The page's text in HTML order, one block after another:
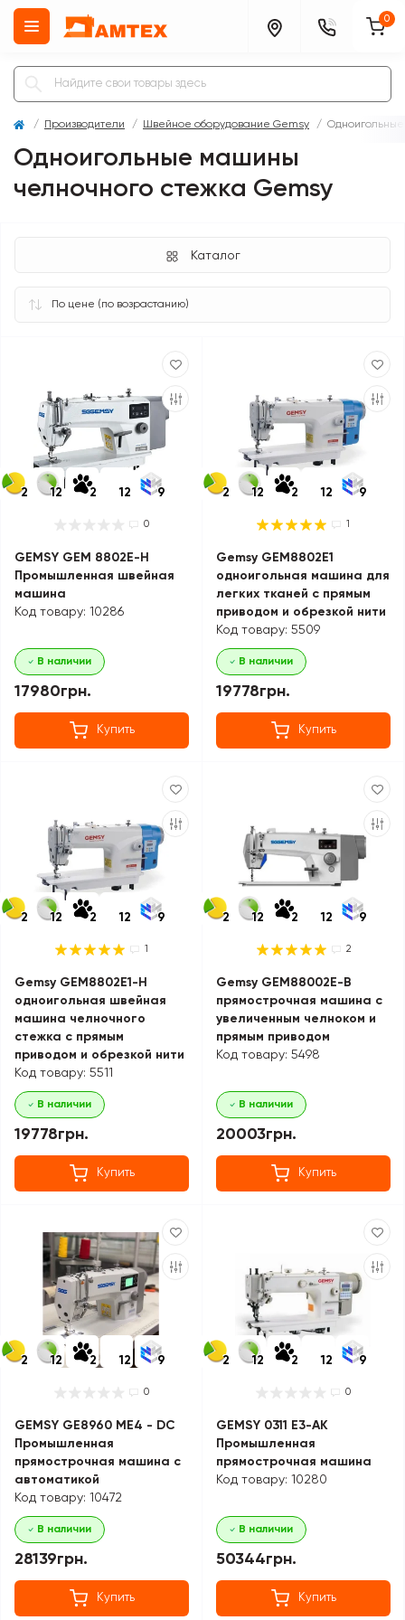
0
Производители Швейное оборудование Gemsy
Одноигольные машины
челночного стежка Gemsy
Каталог
2 12 2 12 9
0
GEMSY GEM 8802E-H
Промышленная швейная
машина
Код товару: 10286
В наличии
17980грн.
Купить
2 12 2 12 9
1
Gemsy GEM8802E1
одноигольная машина для
легких тканей с прямым
приводом и обрезкой нити
Код товару: 5509
В наличии
19778грн.
Купить
2 12 2 12 9
1
Gemsy GEM8802E1-H
одноигольная швейная
машина челночного
стежка с прямым
приводом и обрезкой нити
Код товару: 5511
В наличии
19778грн.
Купить
2 12 2 12 9
2
Gemsy GEM88002E-B
прямострочная машина с
увеличенным челноком и
прямым приводом
Код товару: 5498
В наличии
20003грн.
Купить
2 12 2 12 9
0
GEMSY GE8960 ME4 - DC
Промышленная
прямострочная машина с
автоматикой
Код товару: 10472
В наличии
28139грн.
Купить
2 12 2 12 9
0
GEMSY 0311 E3-AK
Промышленная
прямострочная машина
Код товару: 10280
В наличии
50344грн.
Купить